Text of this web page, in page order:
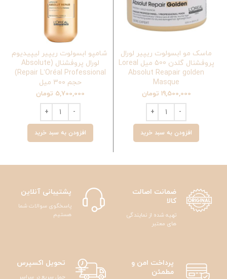
ماسک مو ابسولوت ریپیر لورال
پروفشنال گلدن 500 میل Loreal
Absolut Reapair golden
Masque
19,500,000 تومان
افزودن به سبد خرید
شامپو ابسولوت ریپیر لیپیدیوم
لورال پروفشنال (Absolute
Repair L’Oréal Professional)
حجم ۳۰۰ میل
5,700,000 تومان
افزودن به سبد خرید
ضمانت اصالت
کالا
تهیه شده از نمایندگی
های معتبر
پشتیبانی آنلاین
پاسخگوی سوالات شما
هستیم
پرداخت امن و
مطمئن
تحویل اکسپرس
حمل سریع در سراسر